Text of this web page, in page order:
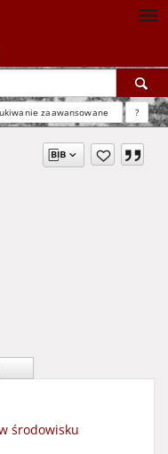
zaawansowane ?
środowisku